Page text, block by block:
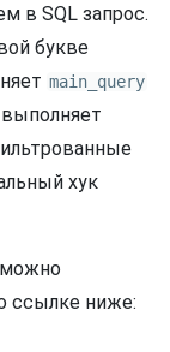
в SQL запрос.
букве
main_query
выполняет
хук
можно
ссылке ниже: